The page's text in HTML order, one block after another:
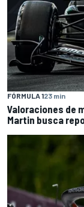
FÓRMULA 123 min
Valoraciones de
Martin busca